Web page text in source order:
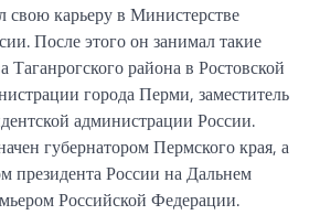
карьеру в Министерстве
После этого он занимал такие
Таганрогского района в Ростовской
города Перми, заместитель
администрации России.
губернатором Пермского края, а
президента России на Дальнем
Российской Федерации.